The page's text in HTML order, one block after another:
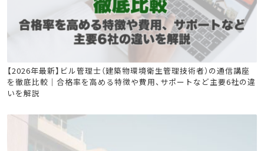
ビル管
【2026年最新】ビル管理士（建築物環境衛生管理技術者）の通信講座
を徹底比較｜合格率を高める特徴や費用、サポートなど主要6社の違
いを解説